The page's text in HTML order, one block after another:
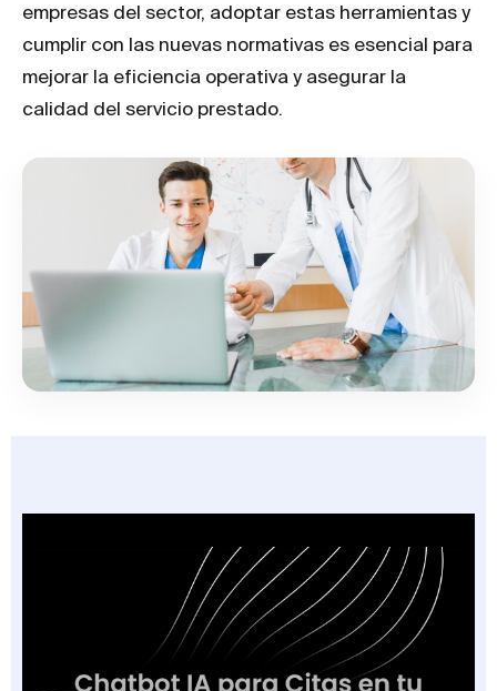
empresas del sector, adoptar estas herramientas y
cumplir con las nuevas normativas es esencial para
mejorar la eficiencia operativa y asegurar la
calidad del servicio prestado.